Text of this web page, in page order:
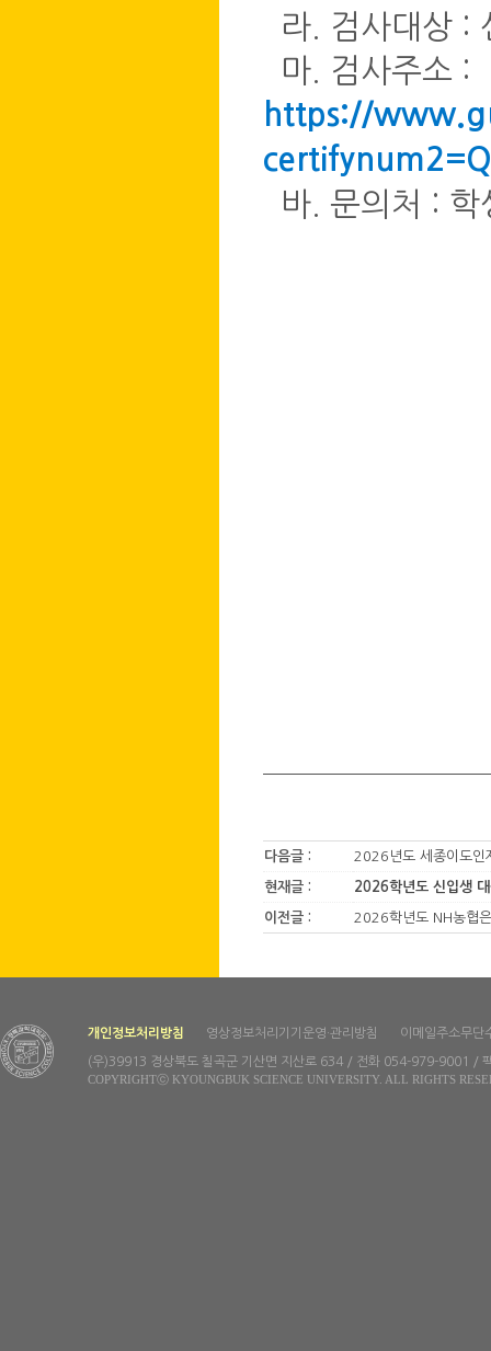
라. 검사대상 :
마. 검사주소 :
https://
바. 문의처 :
다음글 : 2026년도 세종이도인
현재글 : 2026학년도 신입생
이전글 : 2026학년도 NH농협
개인정보처리방침 영상정보처리기기운영·관리방침 이메일주소무단
(우)39913 경상북도 칠곡군 기산면 지산로 634 / 전화 054-979-9001 /
COPYRIGHTⓒ KYOUNGBUK SCIENCE UNIVERSITY. ALL RIGHTS